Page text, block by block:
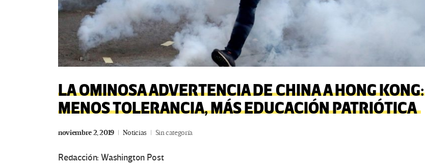
LA OMINOSA ADVERTENCIA DE CHINA A HONG KONG:
MENOS TOLERANCIA, MÁS EDUCACIÓN PATRIÓTICA
noviembre 2, 2019 Noticias Sin categoría
Redacción: Washington Post